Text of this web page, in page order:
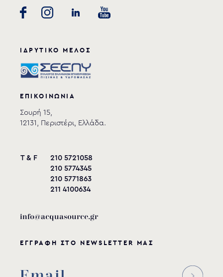
ΙΔΡΥΤΙΚΟ ΜΕΛΟΣ
ΕΠΙΚΟΙΝΩΝΙΑ
Σουρή 15,
12131, Περιστέρι, Ελλάδα.
T & F
210 5721058
210 5774345
210 5771863
211 4100634
info@acquasource.gr
ΕΓΓΡΑΦΗ ΣΤΟ NEWSLETTER ΜΑΣ